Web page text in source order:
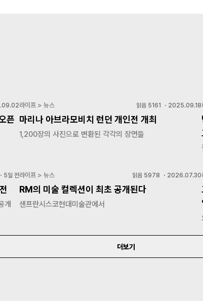
픈
라이프 > 뉴스 읽음 5161 ・ 2025.09.18
마리나 아브라모비치 런던 개인전 개최
1,200장의 사진으로 변환된 각각의 장면들
・ 5일 전
개
라이프 > 뉴스 읽음 5978 ・ 2026.07.30
RM의 미술 컬렉션이 최초 공개된다
샌프란시스코현대미술관에서
더보기